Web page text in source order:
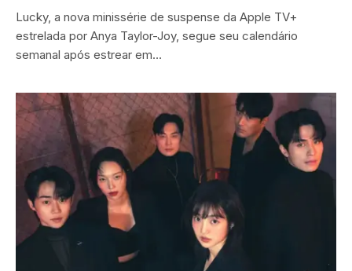
Lucky, a nova minissérie de suspense da Apple TV+
estrelada por Anya Taylor-Joy, segue seu calendário
semanal após estrear em…